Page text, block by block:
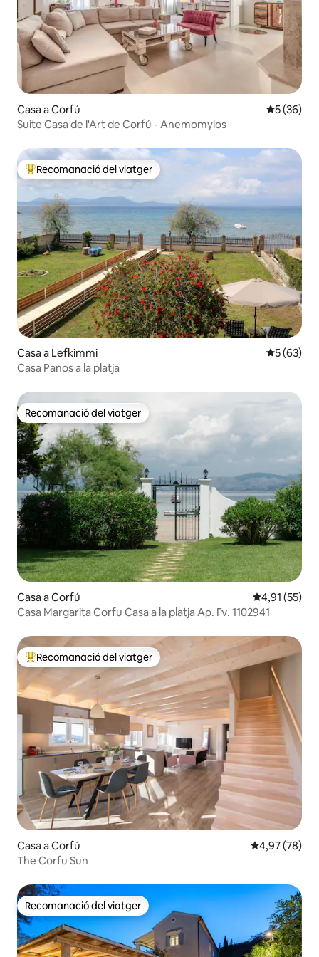
Casa a Corfú 5 de
5 (36)
Suite Casa de l'Art de Corfú - Anemomylos
Principals recomanacions dels viatgers
Recomanació del viatger
Casa a Lefkimmi 5 de
5 (63)
Casa Panos a la platja
Recomanació del viatger
Recomanació del viatger
Casa a Corfú 4,91 de
4,91 (55)
Casa Margarita Corfu Casa a la platja Αρ. Γν. 1102941
Principals recomanacions dels viatgers
Recomanació del viatger
Casa a Corfú 4,97 de
4,97 (78)
The Corfu Sun
Recomanació del viatger
Recomanació del viatger